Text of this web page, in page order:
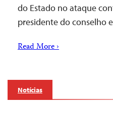
do Estado no ataque
presidente do conselho
Read More ›
Notícias